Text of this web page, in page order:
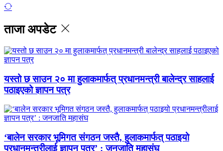
ताजा अपडेट
यस्तो छ साउन २० मा हुलाकमार्फत् प्रधानमन्त्री बालेन्द्र साहलाई
पठाइएको ज्ञापन पत्र
‘बालेन सरकार भूमिगत संगठन जस्तै, हुलाकमार्फत् पठाइयो
प्रधानमन्त्रीलाई ज्ञापन पत्र’ : जनजाति महासंघ